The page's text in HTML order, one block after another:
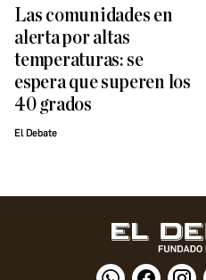
Las comunidades en
alerta por altas
temperaturas: se
espera que superen los
40 grados
El Debate